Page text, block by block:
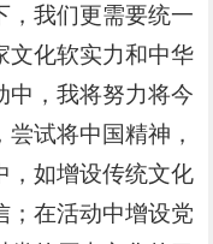
，我们更需要统一
文化软实力和中华
中，我将努力将今
试将中国精神，
，如增设传统文化
；在活动中增设党